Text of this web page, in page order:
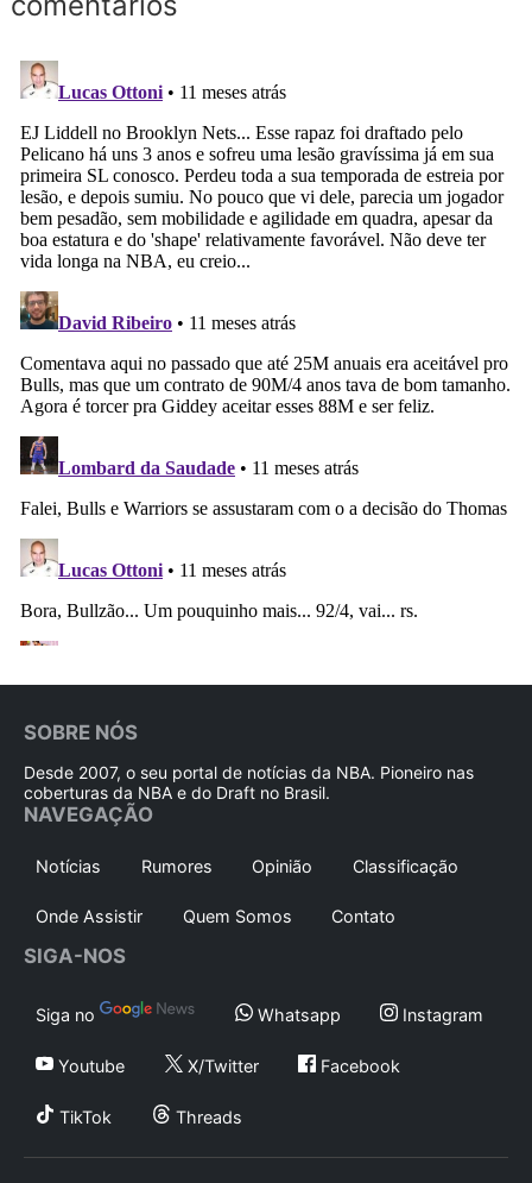
SOBRE NÓS
Desde 2007, o seu portal de notícias da NBA. Pioneiro nas
coberturas da NBA e do Draft no Brasil.
NAVEGAÇÃO
Notícias Rumores Opinião Classificação
Onde Assistir Quem Somos Contato
SIGA-NOS
Siga no Whatsapp Instagram
Youtube X/Twitter Facebook
TikTok Threads